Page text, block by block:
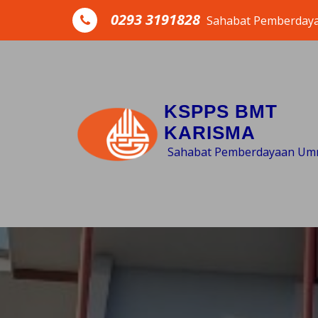
Skip to the content
0293 3191828 Sahabat
KSPPS BMT
KARISMA
Sahabat Pemberdayaan